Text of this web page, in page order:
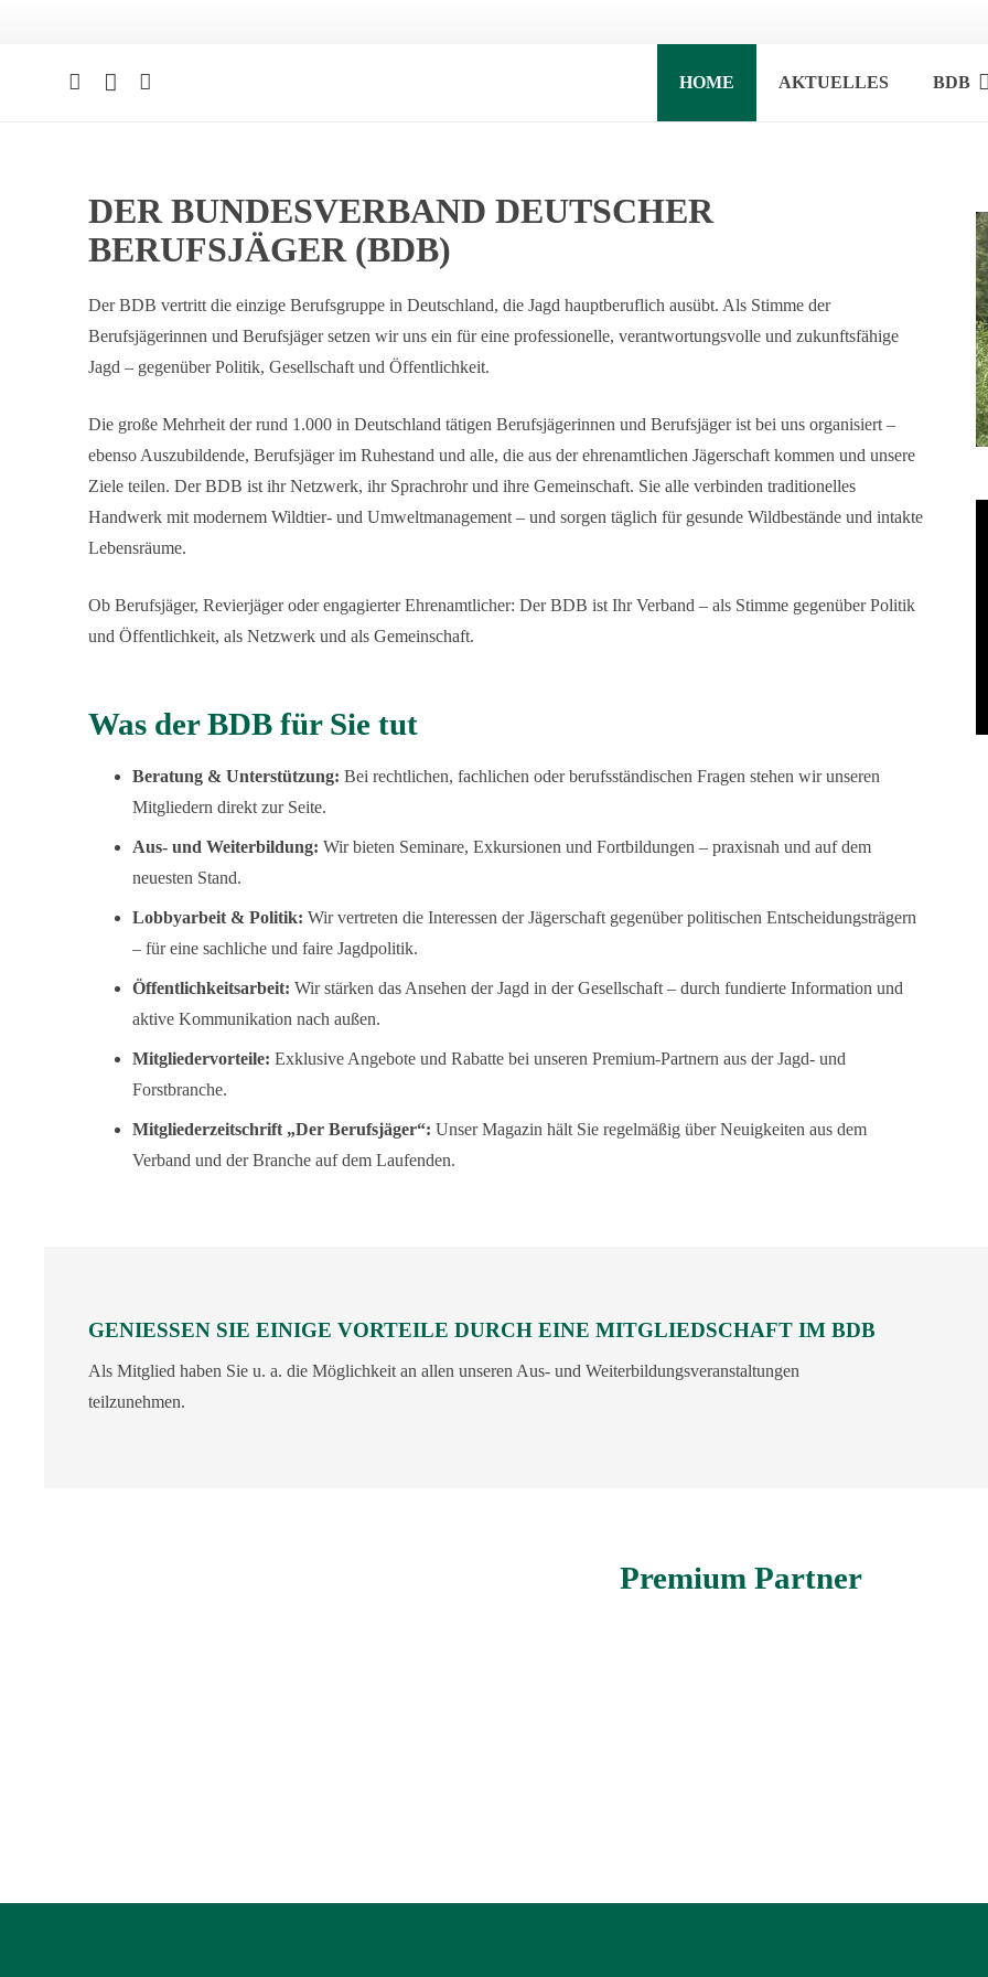
HOME AKTUELLES BDB
DER BUNDESVERBAND DEUTSCHER
BERUFSJÄGER (BDB)
Der BDB vertritt die einzige Berufsgruppe in Deutschland, die Jagd hauptberuflich ausübt. Als Stimme der
Berufsjägerinnen und Berufsjäger setzen wir uns ein für eine professionelle, verantwortungsvolle und zukunftsfähige
Jagd – gegenüber Politik, Gesellschaft und Öffentlichkeit.
Die große Mehrheit der rund 1.000 in Deutschland tätigen Berufsjägerinnen und Berufsjäger ist bei uns organisiert –
ebenso Auszubildende, Berufsjäger im Ruhestand und alle, die aus der ehrenamtlichen Jägerschaft kommen und unsere
Ziele teilen. Der BDB ist ihr Netzwerk, ihr Sprachrohr und ihre Gemeinschaft. Sie alle verbinden traditionelles
Handwerk mit modernem Wildtier- und Umweltmanagement – und sorgen täglich für gesunde Wildbestände und intakte
Lebensräume.
Ob Berufsjäger, Revierjäger oder engagierter Ehrenamtlicher: Der BDB ist Ihr Verband – als Stimme gegenüber Politik
und Öffentlichkeit, als Netzwerk und als Gemeinschaft.
Was der BDB für Sie tut
Beratung & Unterstützung: Bei rechtlichen, fachlichen oder berufsständischen Fragen stehen wir unseren
Mitgliedern direkt zur Seite.
Aus- und Weiterbildung: Wir bieten Seminare, Exkursionen und Fortbildungen – praxisnah und auf dem
neuesten Stand.
Lobbyarbeit & Politik: Wir vertreten die Interessen der Jägerschaft gegenüber politischen Entscheidungsträgern
– für eine sachliche und faire Jagdpolitik.
Öffentlichkeitsarbeit: Wir stärken das Ansehen der Jagd in der Gesellschaft – durch fundierte Information und
aktive Kommunikation nach außen.
Mitgliedervorteile: Exklusive Angebote und Rabatte bei unseren Premium-Partnern aus der Jagd- und
Forstbranche.
Mitgliederzeitschrift „Der Berufsjäger“: Unser Magazin hält Sie regelmäßig über Neuigkeiten aus dem
Verband und der Branche auf dem Laufenden.
GENIESSEN SIE EINIGE VORTEILE DURCH EINE MITGLIEDSCHAFT IM BDB
Als Mitglied haben Sie u. a. die Möglichkeit an allen unseren Aus- und Weiterbildungsveranstaltungen
teilzunehmen.
Premium Partner